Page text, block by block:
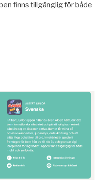
finns tillgänglig för både